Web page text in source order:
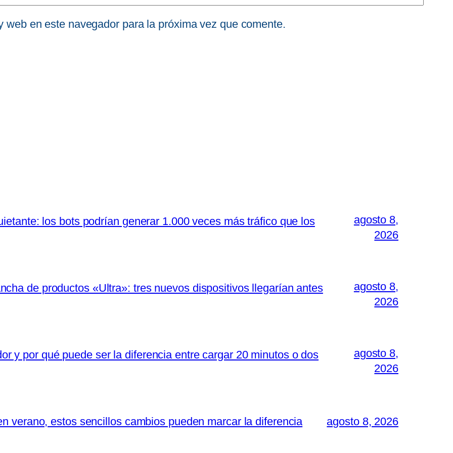
en este navegador para la próxima vez que comente.
los bots podrían generar 1.000 veces más tráfico que los
agosto 8,
2026
de productos «Ultra»: tres nuevos dispositivos llegarían antes
agosto 8,
2026
y por qué puede ser la diferencia entre cargar 20 minutos o dos
agosto 8,
2026
verano, estos sencillos cambios pueden marcar la diferencia agosto 8, 2026